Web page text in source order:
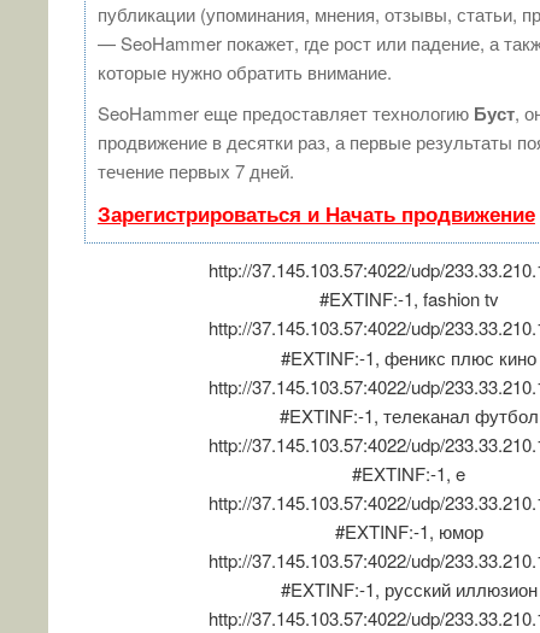
публикации (упоминания, мнения, отзывы, статьи,
— SeoHammer покажет, где рост или падение, а
которые нужно обратить внимание.
SeoHammer еще предоставляет технологию Буст,
продвижение в десятки раз, а первые результаты
течение первых 7 дней.
Зарегистрироваться и Начать продвижение
http://37.145.103.57:4022/udp/
#EXTINF:-1, fashion tv
http://37.145.103.57:4022/udp/
#EXTINF:-1, феникс плюс кино
http://37.145.103.57:4022/udp/
#EXTINF:-1, телеканал футбол
http://37.145.103.57:4022/udp/
#EXTINF:-1, e
http://37.145.103.57:4022/udp/
#EXTINF:-1, юмор
http://37.145.103.57:4022/udp/
#EXTINF:-1, русский иллюзион
http://37.145.103.57:4022/udp/